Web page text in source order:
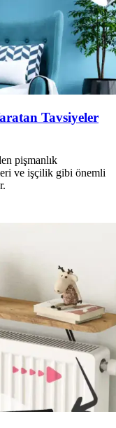
Tavsiyeler
pişmanlık
ve işçilik gibi önemli